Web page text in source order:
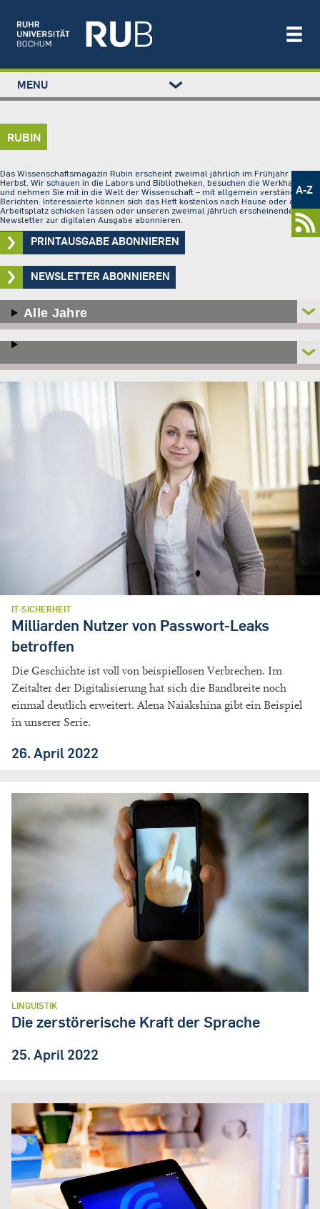
Main
STUDIUM
ÜBER UNS
EINRICHTUNGEN
Metamenü
-
Newsportal
A-Z
Left
study
menu
MENU
RUBIN
Das Wissenschaftsmagazin Rubin erscheint zweimal jährlich im Frühjahr und
Herbst. Wir schauen in die Labors und Bibliotheken, besuchen die Werkhallen
und nehmen Sie mit in die Welt der Wissenschaft – mit allgemein verständlichen
Berichten. Interessierte können sich das Heft kostenlos nach Hause oder an den
Arbeitsplatz schicken lassen oder unseren zweimal jährlich erscheinenden
Newsletter zur digitalen Ausgabe abonnieren.
PRINTAUSGABE ABONNIEREN
NEWSLETTER ABONNIEREN
Alle Jahre
IT-SICHERHEIT
Milliarden Nutzer von Passwort-Leaks
betroffen
Die Geschichte ist voll von beispiellosen Verbrechen. Im
Zeitalter der Digitalisierung hat sich die Bandbreite noch
einmal deutlich erweitert. Alena Naiakshina gibt ein Beispiel
in unserer Serie.
26. April 2022
LINGUISTIK
Die zerstörerische Kraft der Sprache
25. April 2022